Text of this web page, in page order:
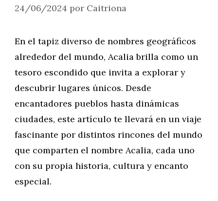
24/06/2024 por Caitriona
En el tapiz diverso de nombres geográficos
alrededor del mundo, Acalia brilla como un
tesoro escondido que invita a explorar y
descubrir lugares únicos. Desde
encantadores pueblos hasta dinámicas
ciudades, este artículo te llevará en un viaje
fascinante por distintos rincones del mundo
que comparten el nombre Acalia, cada uno
con su propia historia, cultura y encanto
especial.